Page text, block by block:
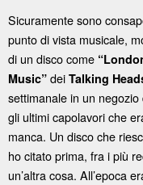
Sicuramente sono
punto di vista musicale,
di un disco come
Music” dei Talking
settimanale in un
gli ultimi capolavori che
manca. Un disco che
ho citato prima, fra i più
un’altra cosa. All’epoca